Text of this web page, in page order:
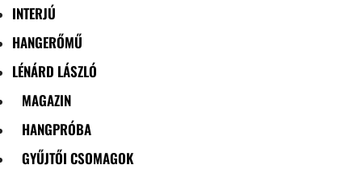
INTERJÚ
HANGERŐMŰ
LÉNÁRD LÁSZLÓ
MAGAZIN
HANGPRÓBA
GYŰJTŐI CSOMAGOK